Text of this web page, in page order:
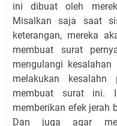
ini dibuat oleh
Misalkan saja saat
keterangan, mereka
membuat surat
mengulangi kesalahan
melakukan
membuat surat ini.
memberikan efek jerah
Dan juga agar